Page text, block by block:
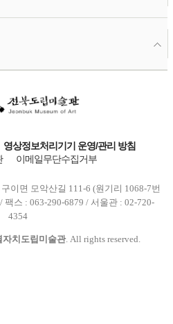
영상정보처리기기 운영/관리 방침
이메일무단수집거부
이면 모악산길 111-6 (원기리 1068-7번
팩스 : 063-290-6879 / 서울관 : 02-720-
4354
자치도립미술관. All rights reserved.